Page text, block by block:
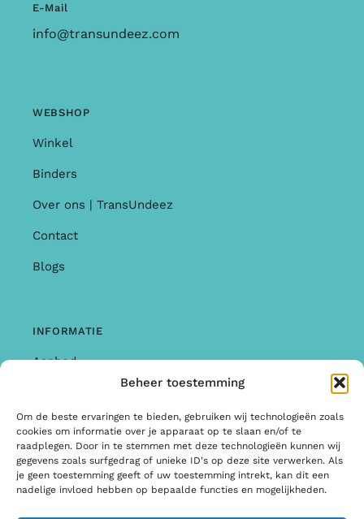
Beheer toestemming
Om de beste ervaringen te bieden, gebruiken wij technologieën zoals
cookies om informatie over je apparaat op te slaan en/of te
raadplegen. Door in te stemmen met deze technologieën kunnen wij
gegevens zoals surfgedrag of unieke ID's op deze site verwerken. Als
je geen toestemming geeft of uw toestemming intrekt, kan dit een
nadelige invloed hebben op bepaalde functies en mogelijkheden.
E-Mail
info@transundeez.com
WEBSHOP
Winkel
Binders
Over ons | TransUndeez
Contact
Blogs
INFORMATIE
Aanbod
Garantie & Klachten
Algemene Voorwaarden
Privacy Policy
Informatie